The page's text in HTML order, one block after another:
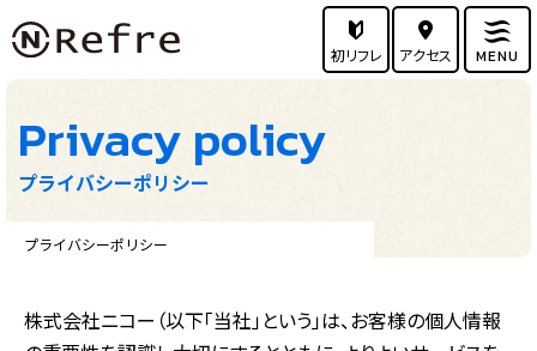
初リフレ アクセス MENU
プライバシーポリシー
Privacy policy
プライバシーポリシー
株式会社ニコー（以下「当社」という」は、お客様の個人情報